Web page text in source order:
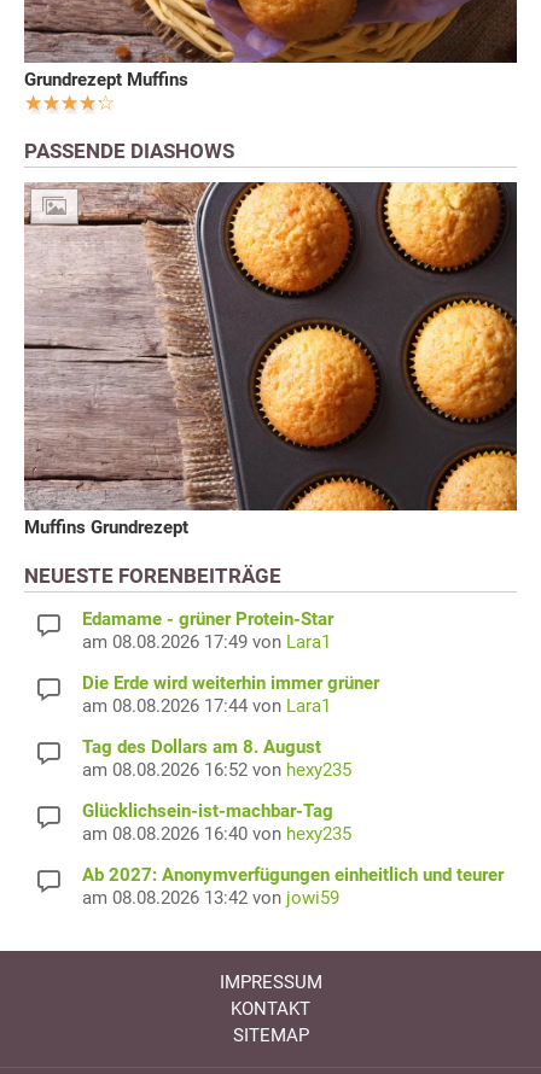
Grundrezept Muffins
PASSENDE DIASHOWS
Muffins Grundrezept
NEUESTE FORENBEITRÄGE
Edamame - grüner Protein-Star
am 08.08.2026 17:49 von Lara1
Die Erde wird weiterhin immer grüner
am 08.08.2026 17:44 von Lara1
Tag des Dollars am 8. August
am 08.08.2026 16:52 von hexy235
Glücklichsein-ist-machbar-Tag
am 08.08.2026 16:40 von hexy235
Ab 2027: Anonymverfügungen einheitlich und teurer
am 08.08.2026 13:42 von jowi59
IMPRESSUM
KONTAKT
SITEMAP